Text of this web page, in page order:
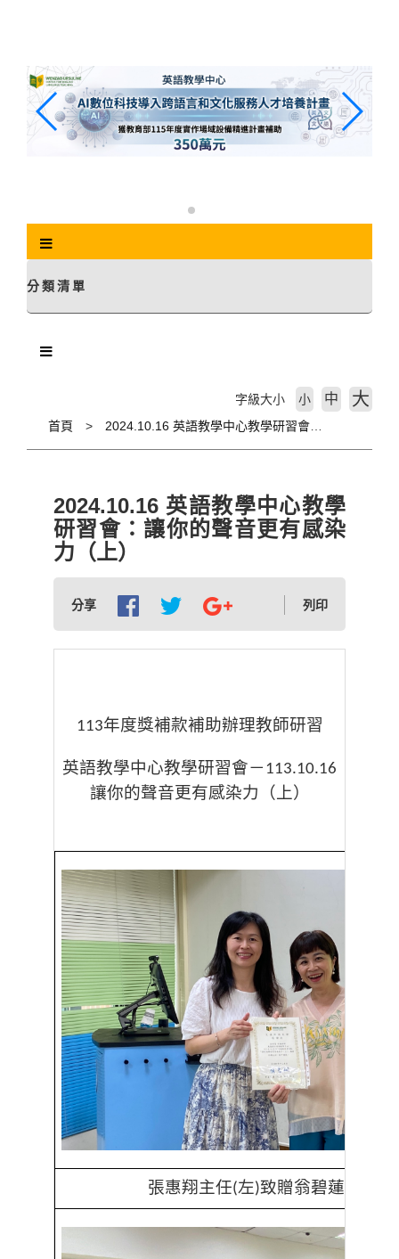
分類清單
首頁
字級大小 小 中 大
2024.10.16 英語教學中心教學
研習會：讓你的聲音更有感染
力（上）
分享 列印
113年度獎補款補助辦理教師研習
英語教學中心教學研習會－ 113.10.16
讓你的聲音更有感染力（上）
張惠翔主任(左)致贈翁碧蓮老師